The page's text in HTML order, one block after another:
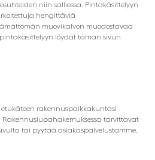
niin salliessa. Pintakäsittelyyn
hengittäviä
muovikalvon muodostavaa
löydät tämän sivun
rakennuspaikkakuntasi
tarvittavat
tai pyytää asiakaspalvelustamme.